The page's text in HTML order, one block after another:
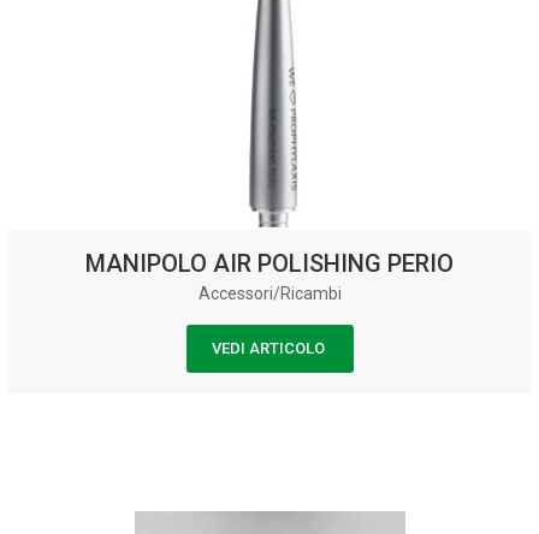
MANIPOLO AIR POLISHING PERIO
Accessori/Ricambi
VEDI ARTICOLO